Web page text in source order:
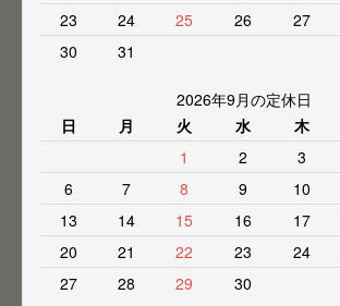
23
24 25 26 27
30
31
2026年9月の定休日
日
月 火 水 木
1
2 3
6
7 8 9 10
13
14 15 16 17
20
21 22 23 24
27
28 29 30